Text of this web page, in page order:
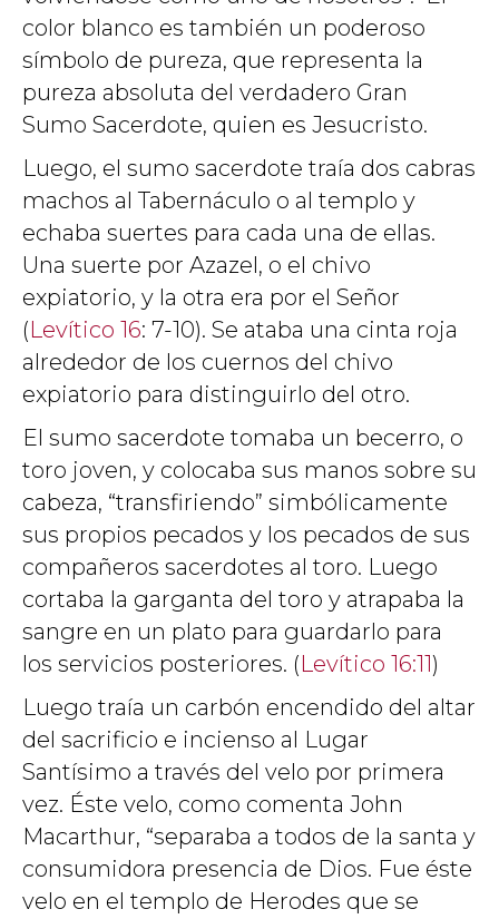
color blanco es también un poderoso
símbolo de pureza, que representa la
pureza absoluta del verdadero Gran
Sumo Sacerdote, quien es Jesucristo.
Luego, el sumo sacerdote traía dos cabras
machos al Tabernáculo o al templo y
echaba suertes para cada una de ellas.
Una suerte por Azazel, o el chivo
expiatorio, y la otra era por el Señor
(Levítico 16: 7-10). Se ataba una cinta roja
alrededor de los cuernos del chivo
expiatorio para distinguirlo del otro.
El sumo sacerdote tomaba un becerro, o
toro joven, y colocaba sus manos sobre su
cabeza, “transfiriendo” simbólicamente
sus propios pecados y los pecados de sus
compañeros sacerdotes al toro. Luego
cortaba la garganta del toro y atrapaba la
sangre en un plato para guardarlo para
los servicios posteriores. (Levítico 16:11)
Luego traía un carbón encendido del altar
del sacrificio e incienso al Lugar
Santísimo a través del velo por primera
vez. Éste velo, como comenta John
Macarthur, “separaba a todos de la santa y
consumidora presencia de Dios. Fue éste
velo en el templo de Herodes que se